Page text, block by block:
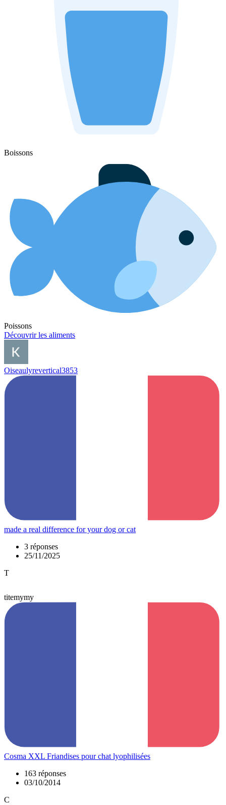
Boissons
Poissons
Découvrir les aliments
Oiseaulyrevertical3853
made a real difference for your dog or cat
3 réponses
25/11/2025
T
titemymy
Cosma XXL Friandises pour chat lyophilisées
163 réponses
03/10/2014
C